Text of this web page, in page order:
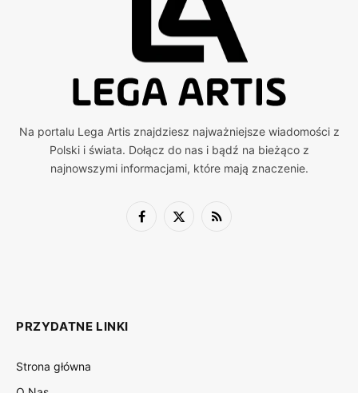
Na portalu Lega Artis znajdziesz najważniejsze wiadomości z
Polski i świata. Dołącz do nas i bądź na bieżąco z
najnowszymi informacjami, które mają znaczenie.
Facebook
X
RSS
PRZYDATNE LINKI
Strona główna